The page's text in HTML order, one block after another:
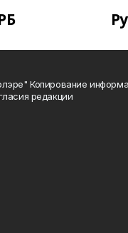
Копирование
редакции